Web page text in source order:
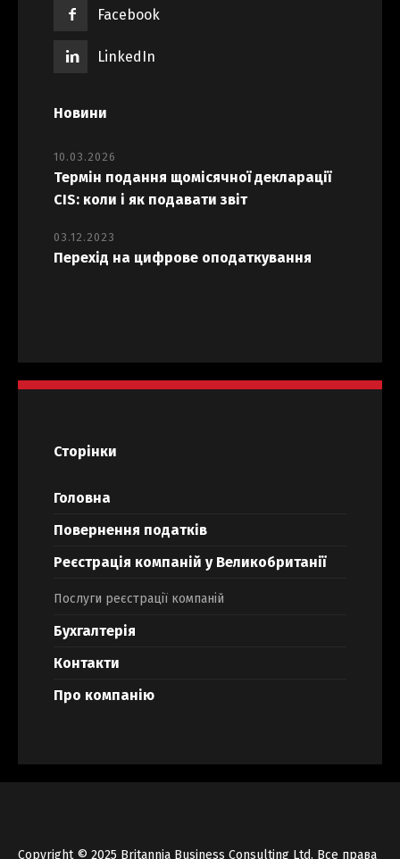
Facebook
LinkedIn
Новини
10.03.2026
Термін подання щомісячної декларації
CIS: коли і як подавати звіт
03.12.2023
Перехід на цифрове оподаткування
Сторінки
Головна
Повернення податків
Реєстрація компаній у Великобританії
Послуги реєстрації компаній
Бухгалтерія
Контакти
Про компанію
Copyright © 2025 Britannia Business Consulting Ltd. Все права